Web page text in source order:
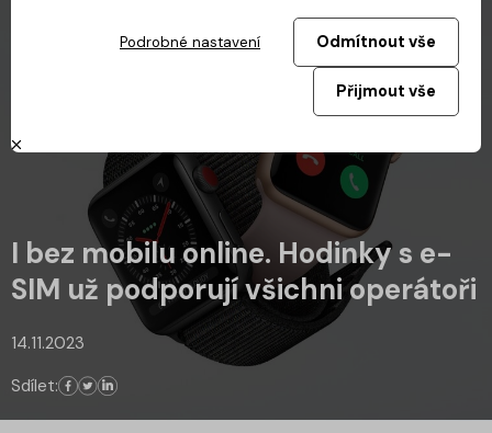
I bez mobilu online. Hodinky s e-
SIM už podporují všichni operátoři
14.11.2023
Sdílet:
Podrobné nastavení Odmítnout vše
Přijmout vše